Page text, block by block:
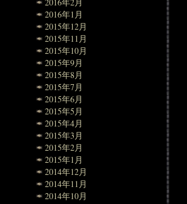
2016年1月
2015年12月
2015年11月
2015年10月
2015年9月
2015年8月
2015年7月
2015年6月
2015年5月
2015年4月
2015年3月
2015年2月
2015年1月
2014年12月
2014年11月
2014年10月